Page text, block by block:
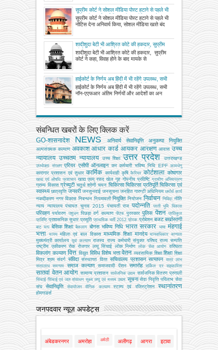
सुप्रीम कोर्ट ने सोशल मीडिया पोस्ट हटाने से पहले भी
नोटिस देना अनिवार्य किया, सोशल मीडिया खाते बंद
करने से पहले भी नोटिस देना होगा
सुप्रीम कोर्ट ने सोशल मीडिया पोस्ट हटाने से पहले भी
नोटिस देना अनिवार्य किया, सोशल मीडिया खाते बंद
शादीशुदा बेटी भी आश्रित कोटे की हकदार, सुप्रीम
कोर्ट ने कहा, विवाह होने के बाद मायके से रिश्ता खत्म
नहीं होता
शादीशुदा बेटी भी आश्रित कोटे की हकदार, सुप्रीम
कोर्ट ने कहा, विवाह होने के बाद मायके से
हाईकोर्ट के निर्णय अब हिंदी में भी रहेंगे उपलब्ध, सभी
नॉन-एएफआर अंतिम निर्णयों और आदेशों का अनुवाद
किया जाएगा
हाईकोर्ट के निर्णय अब हिंदी में भी रहेंगे उपलब्ध, सभी
नॉन-एएफआर अंतिम निर्णयों और आदेशों का अन
संबन्धित खबरों के लिए क्लिक करें
GO-शासनादेश NEWS अनिवार्य सेवानिवृत्ति अनुकम्पा नियुक्ति
अल्‍पसंख्‍यक कल्‍याण अवकाश आधार कार्ड आयकर आरक्षण आवास उच्च
न्यायालय उच्चतम न्यायालय उच्‍च शिक्षा उत्तर प्रदेश उत्तराखण्ड
उपभोक्‍ता संरक्षण एरियर एसीपी ऑनलाइन कर कर्मचारी भविष्य निधि EPF कामधेनु
कारागार प्रशासन एवं सुधार कार्मिक कार्यवाही कृषि कैरियर कोर्टशाला कोषागार
खाद्य एवं औषधि प्रशासन खाद्य एवम् रसद खेल गृह गोपनीय प्रविष्टि ग्रामीण अभियन्‍त्रण
ग्राम्य विकास ग्रेच्युटी चतुर्थ श्रेणी चयन चिकित्सा चिकित्सा प्रतिपूर्ति चिकित्‍सा एवं
स्वास्थ्य छात्रवृत्ति जनवरी जनसुनवाई जनसूचना जनहित गारण्टी अधिनियम धर्मार्थ कार्य
नकदीकरण नगर विकास निबन्‍धन नियमावली नियुक्ति नियोजन निर्वाचन निविदा नीति
न्याय न्यायालय पंचायत चुनाव 2015 पंचायती राज पदोन्नति परती भूमि विकास
परिवहन पर्यावरण पशुधन पिछड़ा वर्ग कल्‍याण पीएफ पुरस्कार पुलिस पेंशन
प्रतिकूल
प्रविष्टि प्रशासनिक सुधार प्रसूति प्राथमिक भर्ती 2012 प्रेरक प्रोबेशन बजट बर्खास्तगी
बाट माप बेसिक शिक्षा बैकलाग बोनस भविष्य निधि भारत सरकार भाषा मंहगाई
भत्ता
मत्‍स्‍य महिला एवं बाल विकास माध्यमिक शिक्षा मानदेय मानवाधिकार मान्यता
मुख्‍यमंत्री कार्यालय युवा कल्याण राजस्व राज्य कर्मचारी संयुक्त परिषद राज्य सम्पत्ति
राष्ट्रीय एकीकरण रोक रोजगार लघु सिंचाई लोक निर्माण लोक सेवा आयोग वरिष्ठता
विकलांग कल्याण वित्त विद्युत विविध विशेष भत्ता वेतन व्‍यवसायिक शिक्षा शिक्षा शिक्षा
मित्र श्रम संवर्ग संविदा संस्‍थागत वित्‍त सचिवालय प्रशासन सत्यापन सत्र लाभ
सत्रलाभ
समन्वय समाज कल्याण समाजवादी पेंशन समारोह सर्किल दर सहकारिता
सातवां वेतन आयोग सामान्य प्रशासन सार्वजनिक उद्यम सार्वजनिक वितरण प्रणाली
सिंचाई सिंचाई एवं जल संसाधन सूक्ष्म लघु एवं मध्यम उद्यम सूचना सेवा निवृत्ति परिलाभ सेवा
संघ
सेवानिवृत्ति सेवायोजन सैनिक कल्‍याण स्टाम्प एवं रजिस्ट्रेशन स्थानांतरण
होमगाडर्स
जनपदवार न्यूज़ अपडेट्स
अंबेडकरनगर अमरोहा अमेठी अलीगढ़ आगरा इटावा